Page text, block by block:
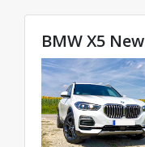
BMW X5 New